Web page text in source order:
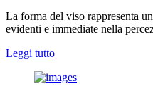
“fuori
norma”
La forma del viso rappresenta
evidenti e immediate nella
Leggi tuttoLeggi
più